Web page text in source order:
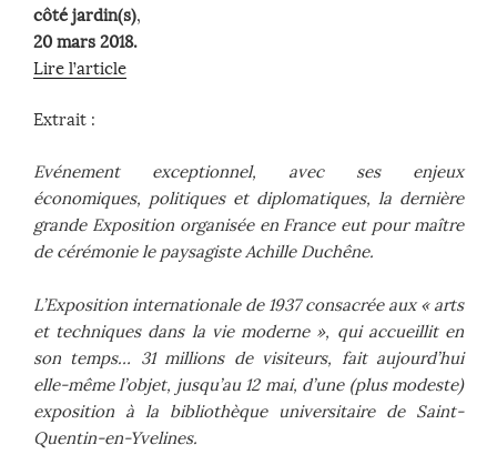
côté jardin(s),
20 mars 2018.
Lire l’article
Extrait :
Evénement exceptionnel, avec ses enjeux
économiques, politiques et diplomatiques, la dernière
grande Exposition organisée en France eut pour maître
de cérémonie le paysagiste Achille Duchêne.
L’Exposition internationale de 1937 consacrée aux « arts
et techniques dans la vie moderne », qui accueillit en
son temps… 31 millions de visiteurs, fait aujourd’hui
elle-même l’objet, jusqu’au 12 mai, d’une (plus modeste)
exposition à la bibliothèque universitaire de Saint-
Quentin-en-Yvelines.